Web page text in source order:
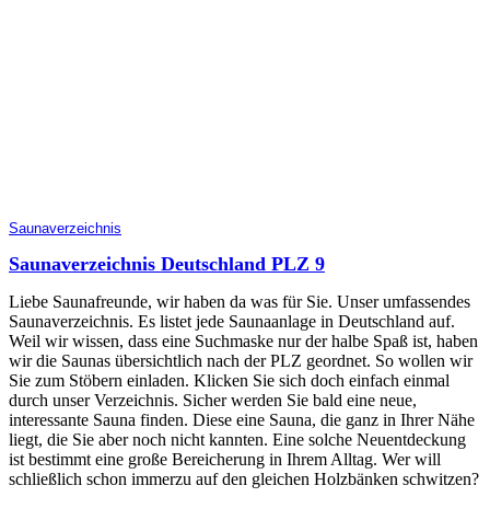
Saunaverzeichnis
Saunaverzeichnis Deutschland PLZ 9
Liebe Saunafreunde, wir haben da was für Sie. Unser umfassendes
Saunaverzeichnis. Es listet jede Saunaanlage in Deutschland auf.
Weil wir wissen, dass eine Suchmaske nur der halbe Spaß ist, haben
wir die Saunas übersichtlich nach der PLZ geordnet. So wollen wir
Sie zum Stöbern einladen. Klicken Sie sich doch einfach einmal
durch unser Verzeichnis. Sicher werden Sie bald eine neue,
interessante Sauna finden. Diese eine Sauna, die ganz in Ihrer Nähe
liegt, die Sie aber noch nicht kannten. Eine solche Neuentdeckung
ist bestimmt eine große Bereicherung in Ihrem Alltag. Wer will
schließlich schon immerzu auf den gleichen Holzbänken schwitzen?